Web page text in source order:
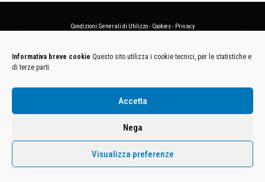
Informativa breve cookie Questo sito utilizza i cookie tecnici, per le statistiche e
di terze parti.
Accetta
Nega
Visualizza preferenze
Condizioni Generali di Utilizzo- Cookies- Privacy
Euro 12.500.000 i.v. - C.F. e Iscr. Reg. Imp. Monza e Brianza 02137480964 - R.E.A. MB-1370021 -
P.IVA. 11005760159 - Direzione e coordinamento art. 2497 C.C. DECATHLON SA, Villeneuve